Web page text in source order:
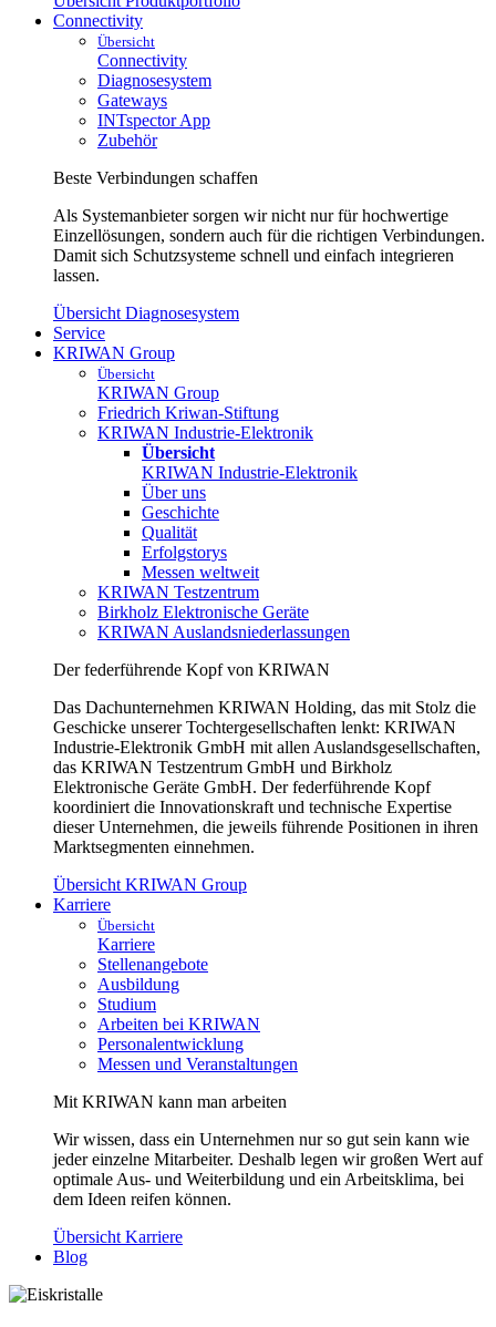
Connectivity
Übersicht
Connectivity
Diagnosesystem
Gateways
INTspector App
Zubehör
Beste Verbindungen schaffen
Als Systemanbieter sorgen wir nicht nur für hochwertige
Einzellösungen, sondern auch für die richtigen Verbindungen.
Damit sich Schutzsysteme schnell und einfach integrieren
lassen.
Übersicht Diagnosesystem
Service
KRIWAN Group
Übersicht
KRIWAN Group
Friedrich Kriwan-Stiftung
KRIWAN Industrie-Elektronik
Übersicht
KRIWAN Industrie-Elektronik
Über uns
Geschichte
Qualität
Erfolgstorys
Messen weltweit
KRIWAN Testzentrum
Birkholz Elektronische Geräte
KRIWAN Auslandsniederlassungen
Der federführende Kopf von KRIWAN
Das Dachunternehmen KRIWAN Holding, das mit Stolz die
Geschicke unserer Tochtergesellschaften lenkt: KRIWAN
Industrie-Elektronik GmbH mit allen Auslandsgesellschaften,
das KRIWAN Testzentrum GmbH und Birkholz
Elektronische Geräte GmbH. Der federführende Kopf
koordiniert die Innovationskraft und technische Expertise
dieser Unternehmen, die jeweils führende Positionen in ihren
Marktsegmenten einnehmen.
Übersicht KRIWAN Group
Karriere
Übersicht
Karriere
Stellenangebote
Ausbildung
Studium
Arbeiten bei KRIWAN
Personalentwicklung
Messen und Veranstaltungen
Mit KRIWAN kann man arbeiten
Wir wissen, dass ein Unternehmen nur so gut sein kann wie
jeder einzelne Mitarbeiter. Deshalb legen wir großen Wert auf
optimale Aus- und Weiterbildung und ein Arbeitsklima, bei
dem Ideen reifen können.
Übersicht Karriere
Blog